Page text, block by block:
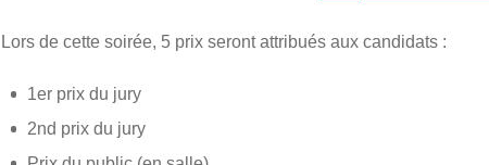
Lors de cette soirée, 5 prix seront attribués aux candidats :
1er prix du jury
2nd prix du jury